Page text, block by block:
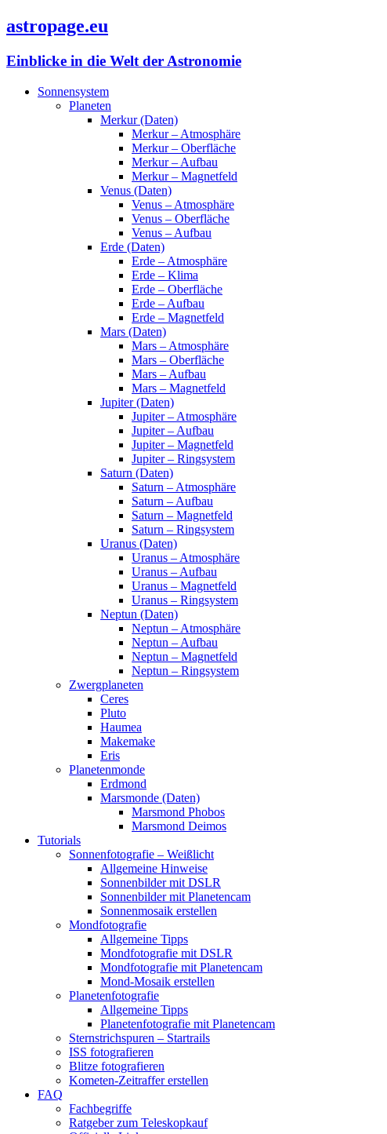
astropage.eu
Einblicke in die Welt der Astronomie
Sonnensystem
Planeten
Merkur (Daten)
Merkur – Atmosphäre
Merkur – Oberfläche
Merkur – Aufbau
Merkur – Magnetfeld
Venus (Daten)
Venus – Atmosphäre
Venus – Oberfläche
Venus – Aufbau
Erde (Daten)
Erde – Atmosphäre
Erde – Klima
Erde – Oberfläche
Erde – Aufbau
Erde – Magnetfeld
Mars (Daten)
Mars – Atmosphäre
Mars – Oberfläche
Mars – Aufbau
Mars – Magnetfeld
Jupiter (Daten)
Jupiter – Atmosphäre
Jupiter – Aufbau
Jupiter – Magnetfeld
Jupiter – Ringsystem
Saturn (Daten)
Saturn – Atmosphäre
Saturn – Aufbau
Saturn – Magnetfeld
Saturn – Ringsystem
Uranus (Daten)
Uranus – Atmosphäre
Uranus – Aufbau
Uranus – Magnetfeld
Uranus – Ringsystem
Neptun (Daten)
Neptun – Atmosphäre
Neptun – Aufbau
Neptun – Magnetfeld
Neptun – Ringsystem
Zwergplaneten
Ceres
Pluto
Haumea
Makemake
Eris
Planetenmonde
Erdmond
Marsmonde (Daten)
Marsmond Phobos
Marsmond Deimos
Tutorials
Sonnenfotografie – Weißlicht
Allgemeine Hinweise
Sonnenbilder mit DSLR
Sonnenbilder mit Planetencam
Sonnenmosaik erstellen
Mondfotografie
Allgemeine Tipps
Mondfotografie mit DSLR
Mondfotografie mit Planetencam
Mond-Mosaik erstellen
Planetenfotografie
Allgemeine Tipps
Planetenfotografie mit Planetencam
Sternstrichspuren – Startrails
ISS fotografieren
Blitze fotografieren
Kometen-Zeitraffer erstellen
FAQ
Fachbegriffe
Ratgeber zum Teleskopkauf